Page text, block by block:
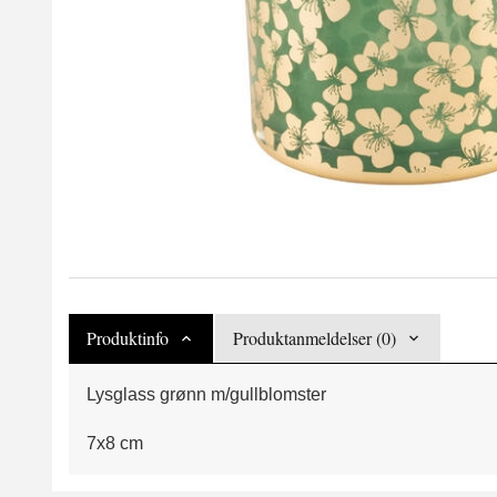
Produktinfo Produktanmeldelser (0)
Lysglass grønn m/gullblomster
7x8 cm